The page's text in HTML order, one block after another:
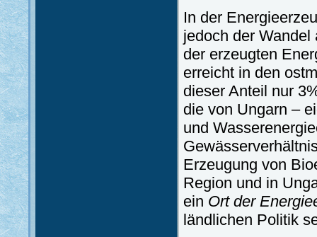
In der
jedoch der
der erzeugten
erreicht in den
dieser Anteil nur
die von Ungarn –
und
Erzeugung von
Region und in
ein Ort der
ländlichen Politik